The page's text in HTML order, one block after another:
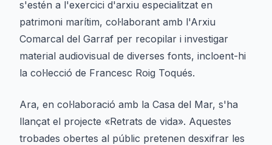
s'estén a l'exercici d'arxiu especialitzat en
patrimoni marítim, col·laborant amb l'Arxiu
Comarcal del Garraf per recopilar i investigar
material audiovisual de diverses fonts, incloent-hi
la col·lecció de Francesc Roig Toqués.
Ara, en col·laboració amb la Casa del Mar, s'ha
llançat el projecte «Retrats de vida». Aquestes
trobades obertes al públic pretenen desxifrar les